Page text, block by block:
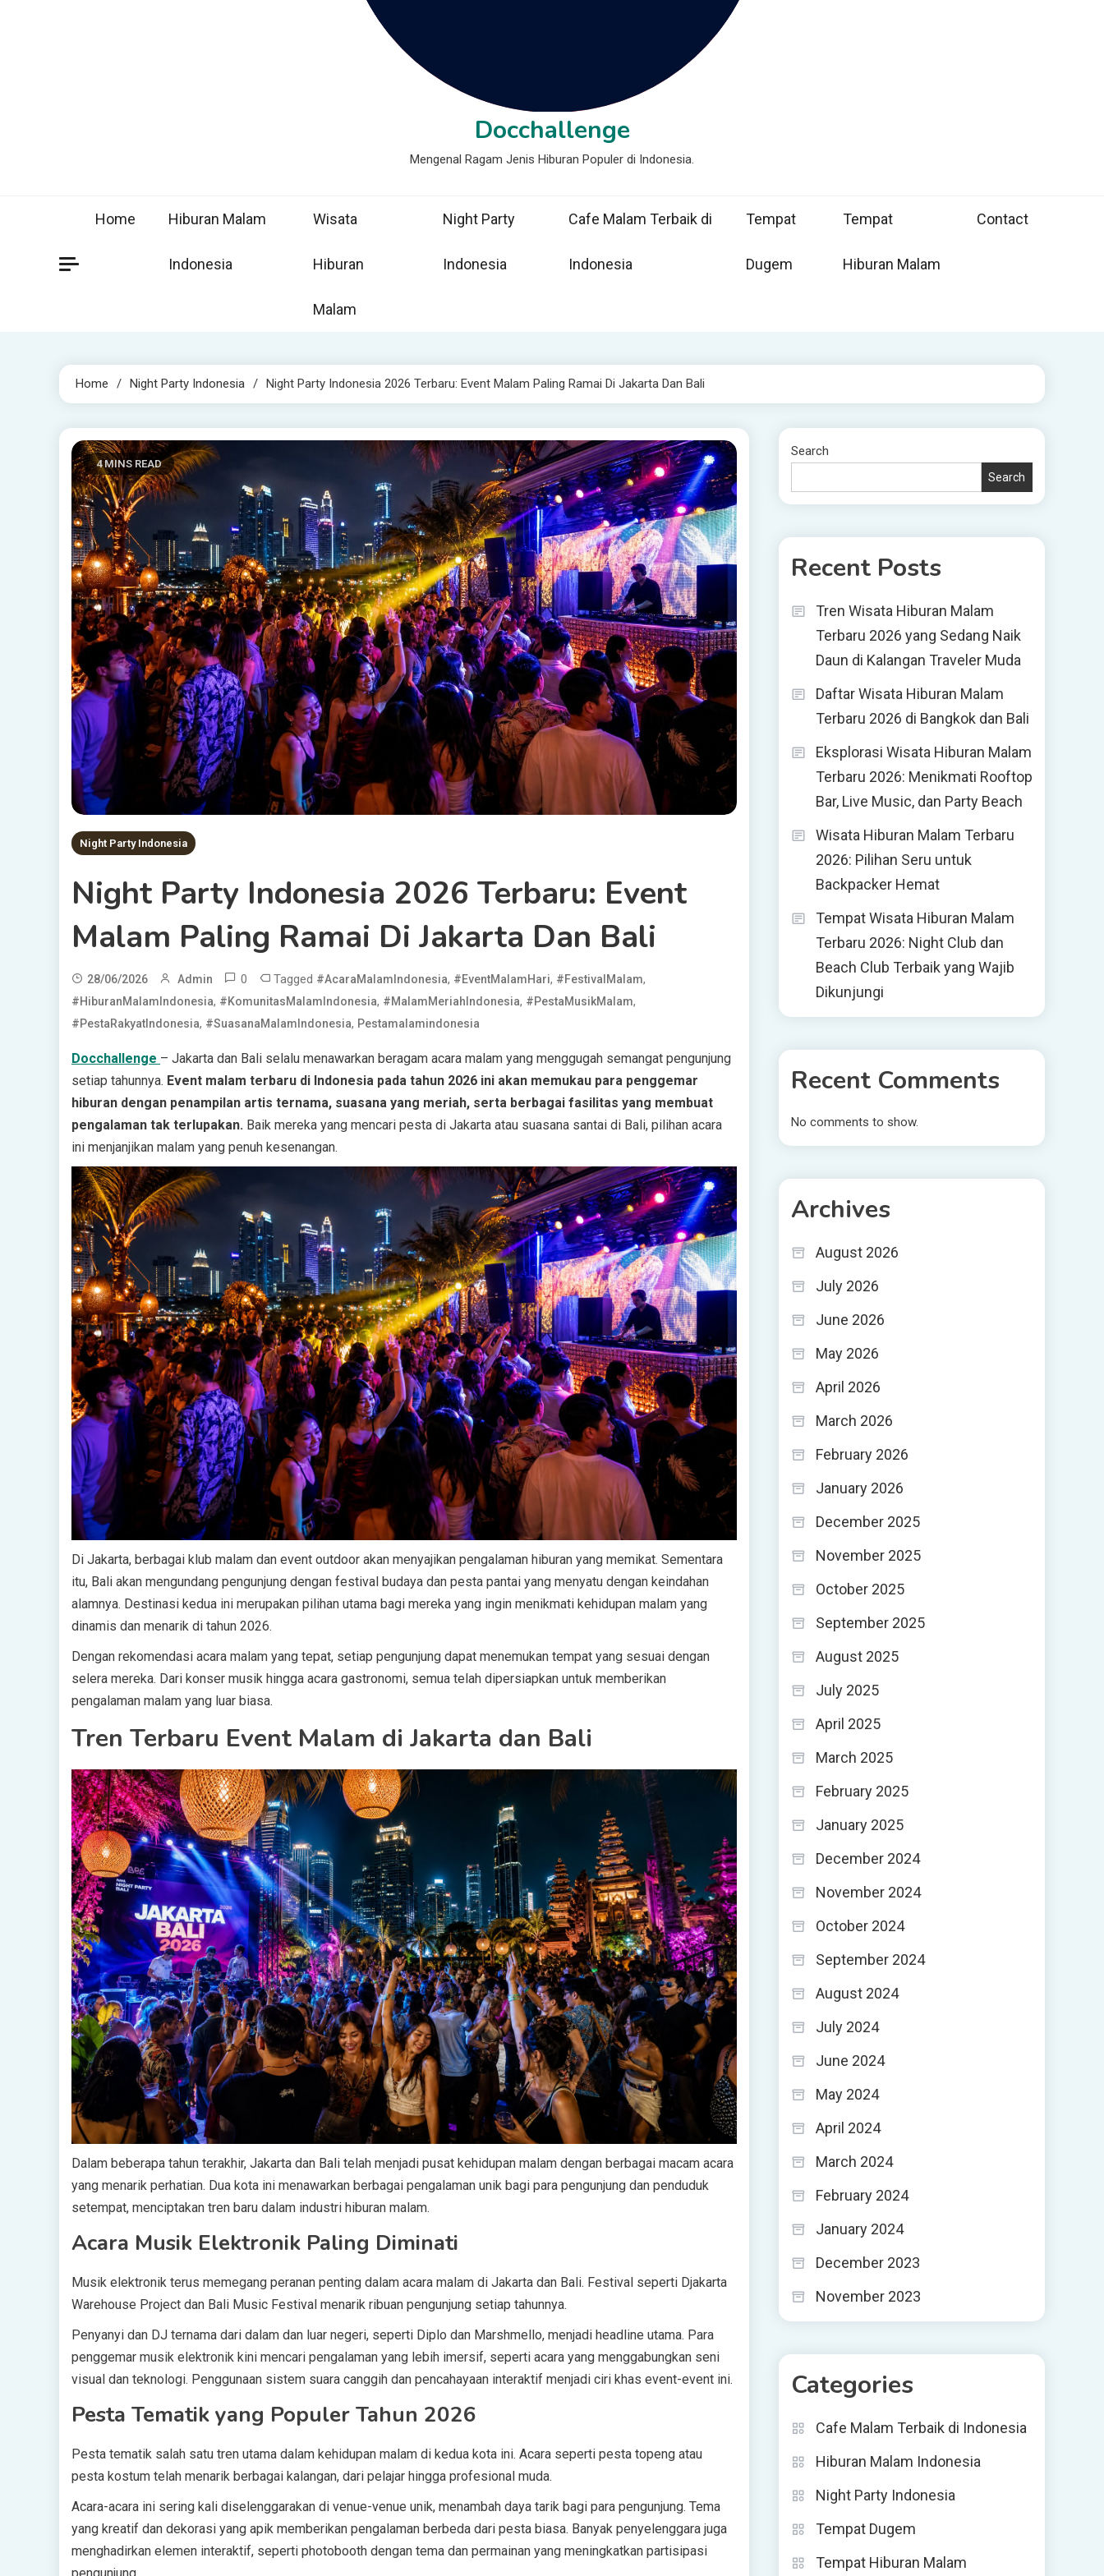
Docchallenge
Mengenal Ragam Jenis Hiburan Populer di Indonesia.
Home Hiburan Malam
Indonesia
Wisata
Hiburan
Malam
Night Party
Indonesia
Cafe Malam Terbaik di
Indonesia
Tempat
Dugem
Tempat
Hiburan Malam
Contact
Home Night Party Indonesia Night Party Indonesia 2026 Terbaru: Event Malam Paling Ramai Di Jakarta Dan Bali
4 MINS READ
Night Party Indonesia
Night Party Indonesia 2026 Terbaru: Event
Malam Paling Ramai Di Jakarta Dan Bali
28/06/2026 Admin 0 Tagged #AcaraMalamIndonesia, #EventMalamHari, #FestivalMalam,
#HiburanMalamIndonesia, #KomunitasMalamIndonesia, #MalamMeriahIndonesia, #PestaMusikMalam,
#PestaRakyatIndonesia, #SuasanaMalamIndonesia, Pestamalamindonesia
Docchallenge – Jakarta dan Bali selalu menawarkan beragam acara malam yang menggugah semangat pengunjung
setiap tahunnya. Event malam terbaru di Indonesia pada tahun 2026 ini akan memukau para penggemar
hiburan dengan penampilan artis ternama, suasana yang meriah, serta berbagai fasilitas yang membuat
pengalaman tak terlupakan. Baik mereka yang mencari pesta di Jakarta atau suasana santai di Bali, pilihan acara
ini menjanjikan malam yang penuh kesenangan.
Di Jakarta, berbagai klub malam dan event outdoor akan menyajikan pengalaman hiburan yang memikat. Sementara
itu, Bali akan mengundang pengunjung dengan festival budaya dan pesta pantai yang menyatu dengan keindahan
alamnya. Destinasi kedua ini merupakan pilihan utama bagi mereka yang ingin menikmati kehidupan malam yang
dinamis dan menarik di tahun 2026.
Dengan rekomendasi acara malam yang tepat, setiap pengunjung dapat menemukan tempat yang sesuai dengan
selera mereka. Dari konser musik hingga acara gastronomi, semua telah dipersiapkan untuk memberikan
pengalaman malam yang luar biasa.
Tren Terbaru Event Malam di Jakarta dan Bali
Dalam beberapa tahun terakhir, Jakarta dan Bali telah menjadi pusat kehidupan malam dengan berbagai macam acara
yang menarik perhatian. Dua kota ini menawarkan berbagai pengalaman unik bagi para pengunjung dan penduduk
setempat, menciptakan tren baru dalam industri hiburan malam.
Acara Musik Elektronik Paling Diminati
Musik elektronik terus memegang peranan penting dalam acara malam di Jakarta dan Bali. Festival seperti Djakarta
Warehouse Project dan Bali Music Festival menarik ribuan pengunjung setiap tahunnya.
Penyanyi dan DJ ternama dari dalam dan luar negeri, seperti Diplo dan Marshmello, menjadi headline utama. Para
penggemar musik elektronik kini mencari pengalaman yang lebih imersif, seperti acara yang menggabungkan seni
visual dan teknologi. Penggunaan sistem suara canggih dan pencahayaan interaktif menjadi ciri khas event-event ini.
Pesta Tematik yang Populer Tahun 2026
Pesta tematik salah satu tren utama dalam kehidupan malam di kedua kota ini. Acara seperti pesta topeng atau
pesta kostum telah menarik berbagai kalangan, dari pelajar hingga profesional muda.
Acara-acara ini sering kali diselenggarakan di venue-venue unik, menambah daya tarik bagi para pengunjung. Tema
yang kreatif dan dekorasi yang apik memberikan pengalaman berbeda dari pesta biasa. Banyak penyelenggara juga
menghadirkan elemen interaktif, seperti photobooth dengan tema dan permainan yang meningkatkan partisipasi
Search
Search
Recent Posts
Tren Wisata Hiburan Malam
Terbaru 2026 yang Sedang Naik
Daun di Kalangan Traveler Muda
Daftar Wisata Hiburan Malam
Terbaru 2026 di Bangkok dan Bali
Eksplorasi Wisata Hiburan Malam
Terbaru 2026: Menikmati Rooftop
Bar, Live Music, dan Party Beach
Wisata Hiburan Malam Terbaru
2026: Pilihan Seru untuk
Backpacker Hemat
Tempat Wisata Hiburan Malam
Terbaru 2026: Night Club dan
Beach Club Terbaik yang Wajib
Dikunjungi
Recent Comments
No comments to show.
Archives
August 2026
July 2026
June 2026
May 2026
April 2026
March 2026
February 2026
January 2026
December 2025
November 2025
October 2025
September 2025
August 2025
July 2025
April 2025
March 2025
February 2025
January 2025
December 2024
November 2024
October 2024
September 2024
August 2024
July 2024
June 2024
May 2024
April 2024
March 2024
February 2024
January 2024
December 2023
November 2023
Categories
Cafe Malam Terbaik di Indonesia
Hiburan Malam Indonesia
Night Party Indonesia
Tempat Dugem
Tempat Hiburan Malam